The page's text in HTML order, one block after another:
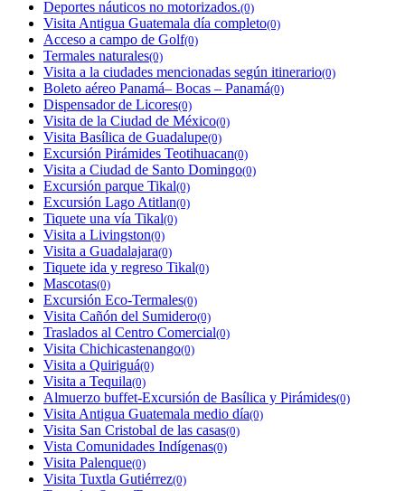
Deportes náuticos no motorizados.(0)
Visita Antigua Guatemala día completo(0)
Acceso a campo de Golf(0)
Termales naturales(0)
Visita a la ciudades mencionadas según itinerario(0)
Boleto aéreo Panamá– Bocas – Panamá(0)
Dispensador de Licores(0)
Visita de la Ciudad de México(0)
Visita Basílica de Guadalupe(0)
Excursión Pirámides Teotihuacan(0)
Visita a Ciudad de Santo Domingo(0)
Excursión parque Tikal(0)
Excursión Lago Atitlan(0)
Tiquete una vía Tikal(0)
Visita a Livingston(0)
Visita a Guadalajara(0)
Tiquete ida y regreso Tikal(0)
Mascotas(0)
Excursión Eco-Termales(0)
Visita Cañón del Sumidero(0)
Traslados al Centro Comercial(0)
Visita Chichicastenango(0)
Visita a Quiriguá(0)
Visita a Tequila(0)
Almuerzo buffet-Excursión de Basílica y Pirámides(0)
Visita Antigua Guatemala medio día(0)
Visita San Cristobal de las casas(0)
Vista Comunidades Indígenas(0)
Visita Palenque(0)
Visita Tuxtla Gutiérrez(0)